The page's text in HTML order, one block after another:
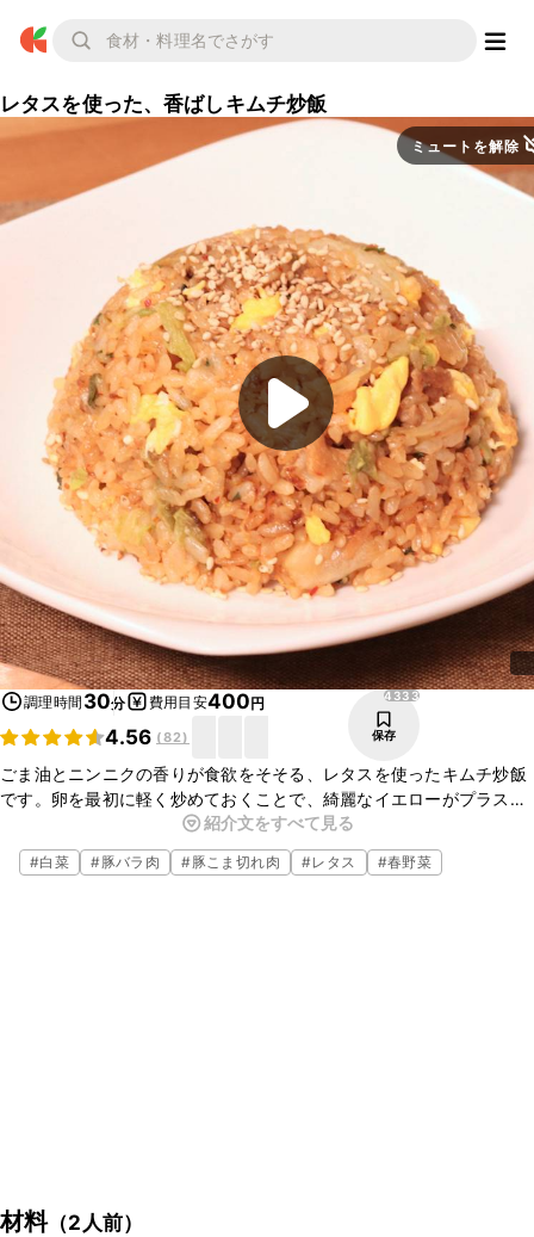
レタスを使った、香ばしキムチ炒飯
ミュートを解除
調理時間 30分 費用目安400円
4.56 (82)
4333
保存
ごま油とニンニクの香りが食欲をそそる、レタスを使ったキムチ炒飯
です。卵を最初に軽く炒めておくことで、綺麗なイエローがプラスさ
れます。暑い季節だからこそ食べたくなる、野菜とお肉たっぷりスタ
ミナ満点の炒飯、ぜひ作ってみて下さいね。
紹介文をすべて見る
#白菜 #豚バラ肉 #豚こま切れ肉 #レタス #春野菜
材料（2人前）